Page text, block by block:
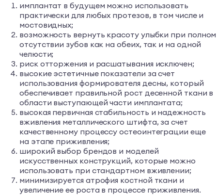
имплантат в будущем можно использовать
практически для любых протезов, в том числе и
мостовидных;
возможность вернуть красоту улыбки при полном
отсутствии зубов как на обеих, так и на одной
челюсти;
риск отторжения и расшатывания исключен;
высокие эстетичные показатели за счет
использования формирователя десны, который
обеспечивает правильной рост десенной ткани в
области выступающей части имплантата;
высокая первичная стабильность и надежность
вживления металлического штифта, за счет
качественному процессу остеоинтеграции еще
на этапе приживления;
широкий выбор брендов и моделей
искусственных конструкций, которые можно
использовать при стандартном вживлении;
минимизируется атрофия костной ткани и
увеличение ее роста в процессе приживления.